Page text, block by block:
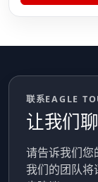
联系EAGLE
让我们
请告诉我们您
我们的团队将